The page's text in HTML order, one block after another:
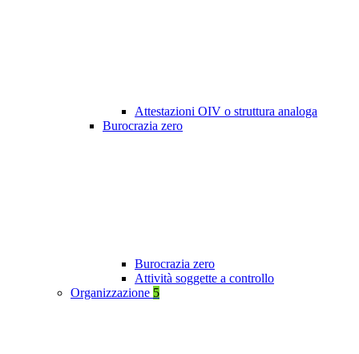
Attestazioni OIV o struttura analoga
Burocrazia zero
Burocrazia zero
Attività soggette a controllo
Organizzazione 5